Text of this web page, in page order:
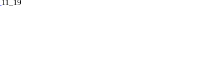
11_19